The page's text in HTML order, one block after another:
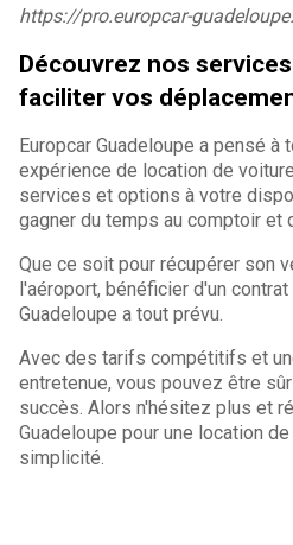
https://pro.europcar-
Découvrez nos
faciliter vos
Europcar Guadeloupe a pensé à
expérience de location de
services et options à votre
gagner du temps au comptoir et
Que ce soit pour récupérer son
l'aéroport, bénéficier d'un
Guadeloupe a tout prévu.
Avec des tarifs compétitifs et
entretenue, vous pouvez être
succès. Alors n'hésitez plus et
Guadeloupe pour une location
simplicité.